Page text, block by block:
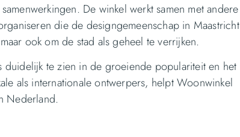
De winkel werkt samen met andere
die de designgemeenschap in Maastricht
ook om de stad als geheel te verrijken.
duidelijk te zien in de groeiende populariteit en het
als internationale ontwerpers, helpt Woonwinkel
Nederland.